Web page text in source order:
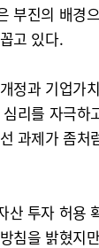
부진의 배경
고 있다.
정과 기업가
리를 자극하
과제가 좀처
산 투자 허용
침을 밝혔지